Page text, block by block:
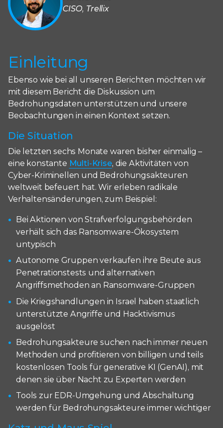
CISO, Trellix
Einleitung
Ebenso wie bei all unseren Berichten möchten wir
mit diesem Bericht die Diskussion um
Bedrohungsdaten unterstützen und unsere
Beobachtungen in einen Kontext setzen.
Die Situation
Die letzten sechs Monate waren bisher einmalig –
eine konstante Multi-Krise, die Aktivitäten von
Cyber-Kriminellen und Bedrohungsakteuren
weltweit befeuert hat. Wir erleben radikale
Verhaltensänderungen, zum Beispiel:
Bei Aktionen von Strafverfolgungsbehörden
verhält sich das Ransomware-Ökosystem
untypisch
Autonome Gruppen verkaufen ihre Beute aus
Penetrationstests und alternativen
Angriffsmethoden an Ransomware-Gruppen
Die Kriegshandlungen in Israel haben staatlich
unterstützte Angriffe und Hacktivismus
ausgelöst
Bedrohungsakteure suchen nach immer neuen
Methoden und profitieren von billigen und teils
kostenlosen Tools für generative KI (GenAI), mit
denen sie über Nacht zu Experten werden
Tools zur EDR-Umgehung und Abschaltung
werden für Bedrohungsakteure immer wichtiger